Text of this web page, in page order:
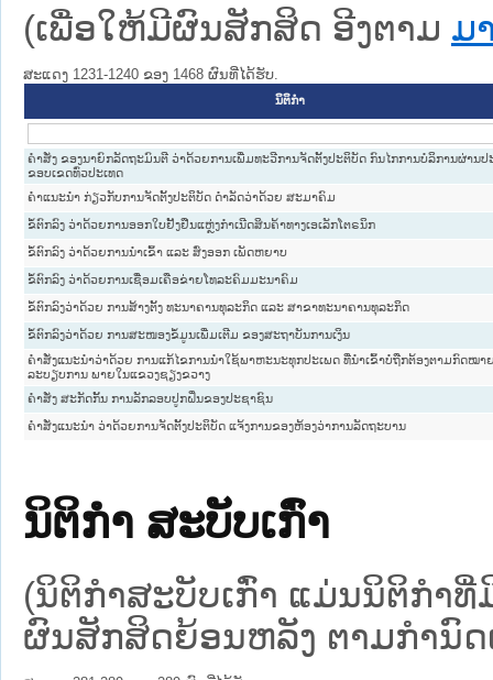
(ເພື່ອໃຫ້ມີຜົນສັກສິດ ອີງຕາມ ມ
ສະແດງ 1231-1240 ຂອງ 1468 ຜົນທີ່ໄດ້ຮັບ.
ນິຕິກໍາ
ຄຳສັ່ງ ຂອງນາຍົກລັດຖະມົນຕີ ວ່າດ້ວຍການເພີ່ມທະວີການຈັດຕັ້ງປະຕິບັດ ກົນໄກການບໍລິການຜ່ານປ
ຂອບເຂດທົ່ວປະເທດ
ຄຳແນະນຳ ກ່ຽວກັບການຈັດຕັ້ງປະຕິບັດ ດຳລັດວ່າດ້ວຍ ສະມາຄົມ
ຂໍ້ຕົກລົງ ວ່າດ້ວຍການອອກໃບຢັ້ງຢືນແຫຼ່ງກຳເນີດສິນຄ້າທາງເອເລັກໂຕຣນິກ
ຂໍ້ຕົກລົງ ວ່າດ້ວຍການນຳເຂົ້າ ແລະ ສົ່ງອອກ ເພັດຫຍາບ
ຂໍ້ຕົກລົງ ວ່າດ້ວຍການເຊື່ອມເຄືອຂ່າຍໂທລະຄົມມະນາຄົມ
ຂໍ້​ຕົກ​ລົງ​ວ່າ​ດ້ວຍ ການ​ສ້າງ​ຕັ້ງ​ ທະ​ນາ​ຄານ​ທຸ​ລະ​ກິດ ແລະ ສາ​ຂາ​ທະ​ນາ​ຄານ​ທຸ​ລະ​ກິດ
ຂໍ້​ຕົກ​ລົງວ່າ​ດ້ວຍ ການ​ສະ​ໜອງ​ຂໍ້​ມູນ​ເພີ່ມ​ເຕີມ ຂອງ​ສະ​ຖາ​ບັນ​ການ​ເງິນ
ຄຳສັ່ງແນະນຳວ່າດ້ວຍ ການແກ້ໄຂການນຳໃຊ້ພາຫະນະທຸກປະເພດ ທີ່ນຳເຂົ້າບໍ່ຖືກຕ້ອງຕາມກົດໝາ
ລະບຽບການ ພາຍໃນແຂວງຊຽງຂວາງ
ຄຳສັ່ງ ສະກັດກັ້ນ ການລັກລອບປູກຝິ່ນຂອງປະຊາຊົນ
ຄຳສັ່ງແນະນຳ ວ່າດ້ວຍການຈັດຕັ້ງປະຕິບັດ ແຈ້ງການຂອງຫ້ອງວ່າການລັດຖະບານ
ນິຕິກໍາ ສະບັບເກົ່າ
(ນິຕິກໍາສະບັບເກົ່າ ແມ່ນນິຕິກໍາ
ຜົນສັກສິດຍ້ອນຫລັງ ຕາມກໍານົດ